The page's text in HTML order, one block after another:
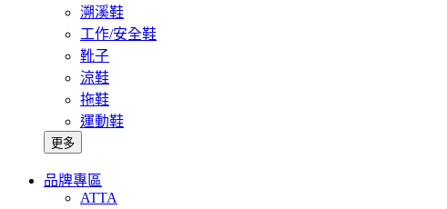
溯溪鞋
工作/安全鞋
靴子
涼鞋
拖鞋
運動鞋
更多
品牌專區
ATTA